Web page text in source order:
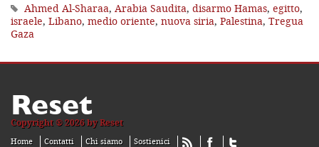
Ahmed Al-Sharaa, Arabia Saudita, disarmo Hamas, egitto,
israele, Libano, medio oriente, nuova siria, Palestina, Tregua
Gaza
Reset
Copyright ® 2026 by Reset
Home Contatti Chi siamo Sostienici